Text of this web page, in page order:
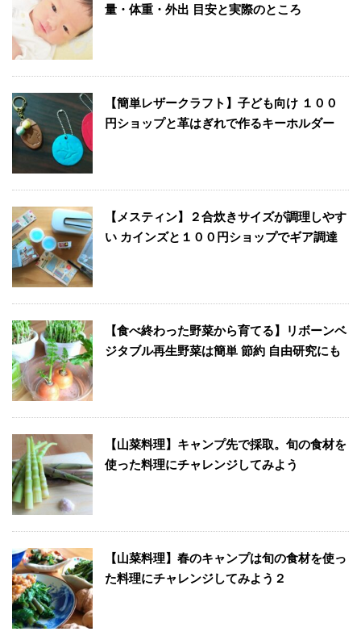
量・体重・外出 目安と実際のところ
【簡単レザークラフト】子ども向け １００
円ショップと革はぎれで作るキーホルダー
【メスティン】２合炊きサイズが調理しやす
い カインズと１００円ショップでギア調達
【食べ終わった野菜から育てる】リボーンベ
ジタブル再生野菜は簡単 節約 自由研究にも
【山菜料理】キャンプ先で採取。旬の食材を
使った料理にチャレンジしてみよう
【山菜料理】春のキャンプは旬の食材を使っ
た料理にチャレンジしてみよう２